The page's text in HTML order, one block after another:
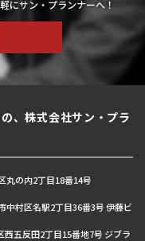
にサン・プランナーへ！
、株式会社サン・プラ
丸の内2丁目18番14号
中村区名駅2丁目36番3号 伊藤ビ
五反田2丁目15番地7号 ジブラ